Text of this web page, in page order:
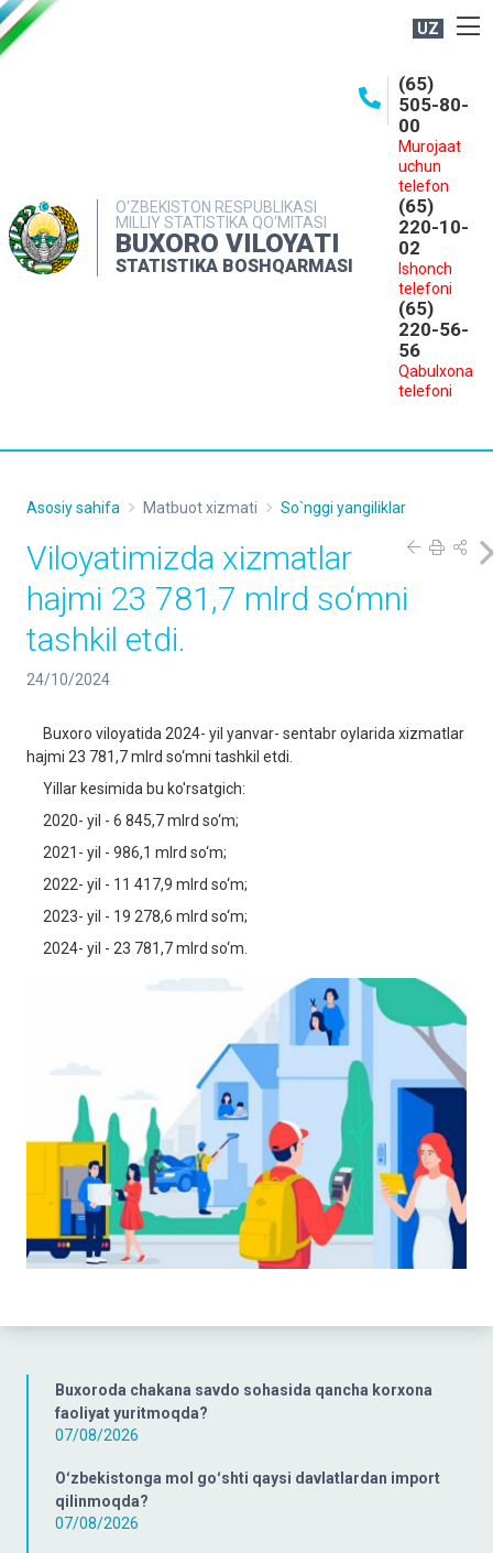
UZ
O‘ZBEKISTON RESPUBLIKASI
MILLIY STATISTIKA QO‘MITASI
BUXORO VILOYATI
STATISTIKA BOSHQARMASI
(65)
505-80-
00
Murojaat
uchun
telefon
(65)
220-10-
02
Ishonch
telefoni
(65)
220-56-
56
Qabulxona
telefoni
MATBUOT XIZMATI
MUROJAATLAR
Buxoroda chakana savdo sohasida qancha korxona
faoliyat yuritmoqda?
07/08/2026
Oʻzbekistonga mol goʻshti qaysi davlatlardan import
qilinmoqda?
07/08/2026
Asosiy sahifa Matbuot xizmati So`nggi yangiliklar
Viloyatimizda xizmatlar
hajmi 23 781,7 mlrd so‘mni
tashkil etdi.
24/10/2024
Buxoro viloyatida 2024- yil yanvar- sentabr oylarida xizmatlar
hajmi 23 781,7 mlrd so‘mni tashkil etdi.
Yillar kesimida bu ko'rsatgich:
2020- yil - 6 845,7 mlrd so‘m;
2021- yil - 986,1 mlrd so‘m;
2022- yil - 11 417,9 mlrd so‘m;
2023- yil - 19 278,6 mlrd so‘m;
2024- yil - 23 781,7 mlrd so‘m.